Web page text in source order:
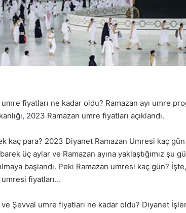
fiyatları ne kadar oldu? Ramazan ayı umre
2023 Ramazan umre fiyatları açıklandı.
kaç para? 2023 Diyanet Ramazan Umresi kaç gün
üç aylar ve Ramazan ayına yaklaştığımız şu
başlandı. Peki Ramazan umresi kaç gün?
fiyatları…
Şevval umre fiyatları ne kadar oldu? Diyanet